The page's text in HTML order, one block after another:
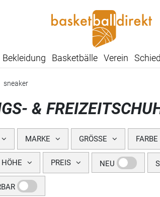
Bekleidung Basketbälle Verein
sneaker
&
MARKE GRÖSSE FARBE
HÖHE PREIS NEU